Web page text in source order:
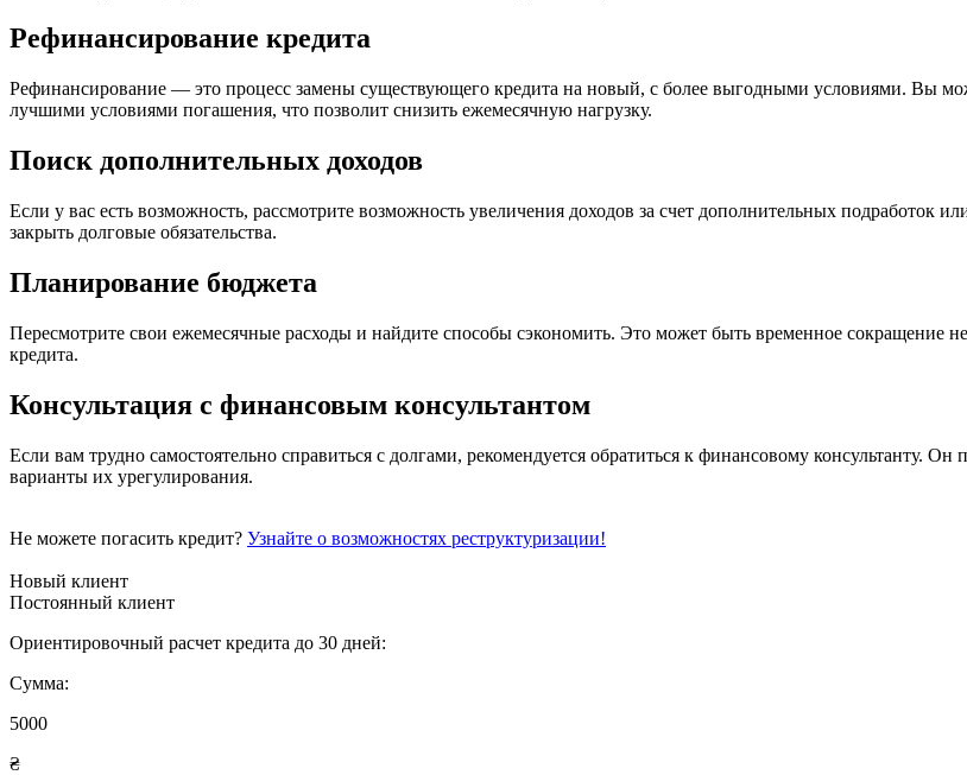
Рефинансирование кредита
Рефинансирование — это процесс замены существующего кредита на новый, с более выгодными условиями. Вы
лучшими условиями погашения, что позволит снизить ежемесячную нагрузку.
Поиск дополнительных доходов
Если у вас есть возможность, рассмотрите возможность увеличения доходов за счет дополнительных подработок
закрыть долговые обязательства.
Планирование бюджета
Пересмотрите свои ежемесячные расходы и найдите способы сэкономить. Это может быть временное сокращение
кредита.
Консультация с финансовым консультантом
Если вам трудно самостоятельно справиться с долгами, рекомендуется обратиться к финансовому консультанту.
варианты их урегулирования.
Не можете погасить кредит? Узнайте о возможностях реструктуризации!
Новый клиент
Постоянный клиент
Ориентировочный расчет кредита до 30 дней:
Сумма:
5000
₴